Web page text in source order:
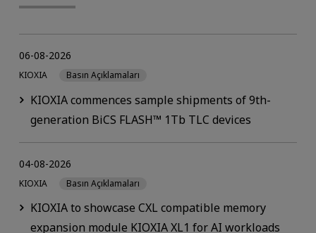
KIOXIA commences sample shipments of 9th-
generation BiCS FLASH™ 1Tb TLC devices
06-08-2026
KIOXIA Basın Açıklamaları
KIOXIA to showcase CXL compatible memory
expansion module KIOXIA XL1 for AI workloads
04-08-2026
KIOXIA Basın Açıklamaları